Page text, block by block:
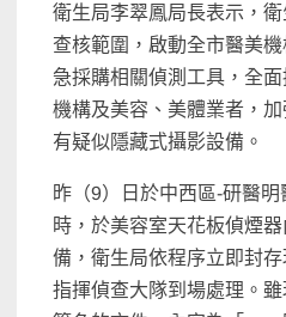
衛生局李翠鳳局長表示，
查核範圍，啟動全市醫美
急採購相關偵測工具，全
機構及美容、美體業者，
有疑似隱藏式攝影設備。
昨（9）日於中西區-研醫
時，於美容室天花板偵煙
備，衛生局依程序立即封
指揮偵查大隊到場處理。